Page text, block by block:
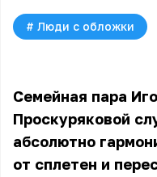
# Люди с обложки
Семейная пара
Проскуряковой
абсолютно
от сплетен и